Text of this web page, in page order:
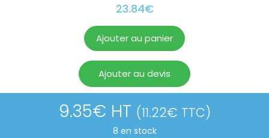
23.84€
Ajouter au panier
Ajouter au devis
9.35€ HT (11.22€ TTC)
8 en stock